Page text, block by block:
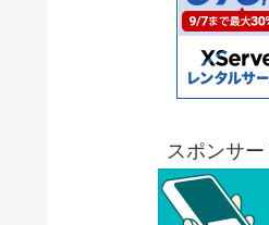
スポンサー